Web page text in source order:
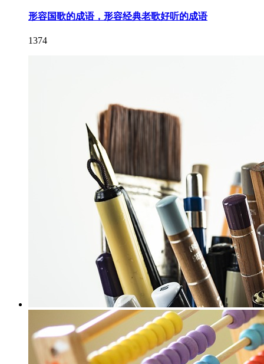
形容国歌的成语，形容经典老歌好听的成语
1374